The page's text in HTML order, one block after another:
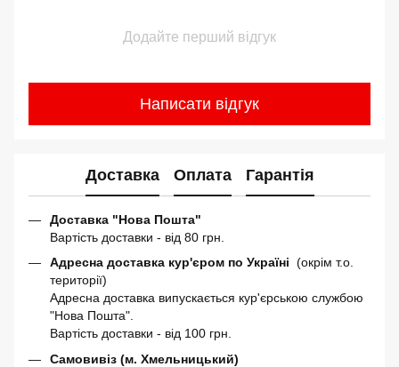
Додайте перший відгук
Написати відгук
Доставка Оплата Гарантія
Доставка "Нова Пошта"
Вартість доставки - від 80 грн.
Адресна доставка кур'єром по Україні (окрім т.о.
території)
Адресна доставка випускається кур'єрською службою
"Нова Пошта".
Вартість доставки - від 100 грн.
Самовивіз (м. Хмельницький)